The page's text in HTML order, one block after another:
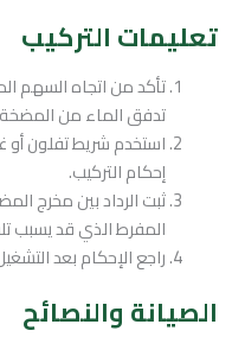
تعليمات التركيب
تأكد من اتجاه السهم
تدفق الماء من المضخة
استخدم شريط تفلون أو
إحكام التركيب.
ثبت الرداد بين مخرج
المفرط الذي قد يسبب
راجع الإحكام بعد
الصيانة والنصائح